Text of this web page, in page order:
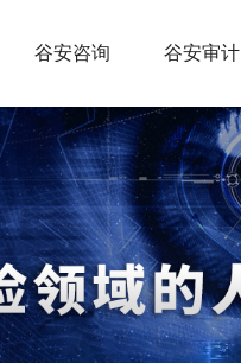
谷安咨询 谷安审计